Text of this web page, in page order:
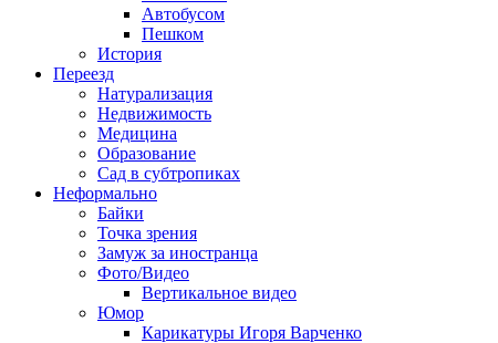
Автобусом
Пешком
История
Переезд
Натурализация
Недвижимость
Медицина
Образование
Сад в субтропиках
Неформально
Байки
Точка зрения
Замуж за иностранца
Фото/Видео
Вертикальное видео
Юмор
Карикатуры Игоря Варченко